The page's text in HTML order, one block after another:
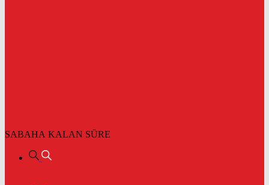
SABAHA KALAN SÜRE